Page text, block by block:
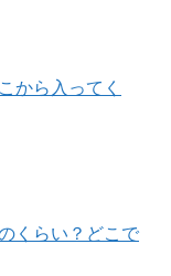
から入ってく
くらい？どこで